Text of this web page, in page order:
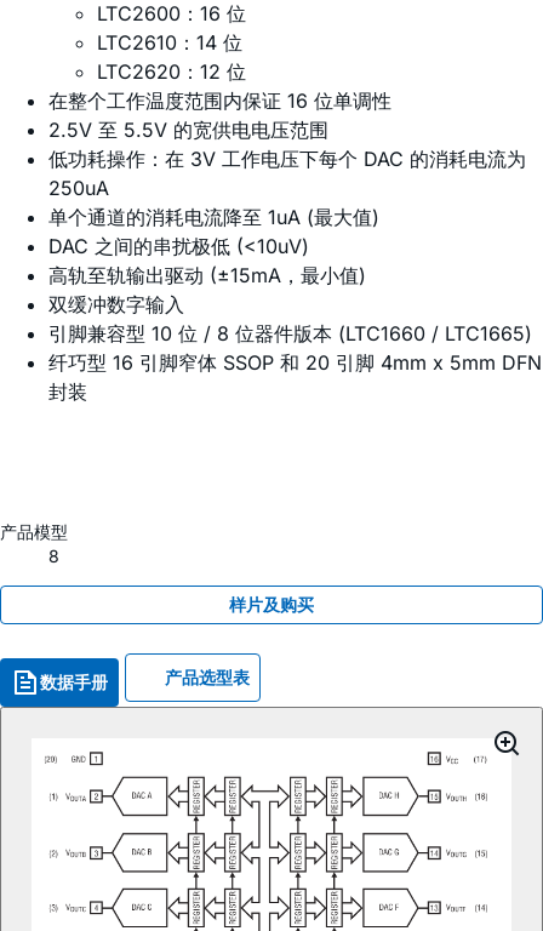
LTC2600：16 位
LTC2610：14 位
LTC2620：12 位
在整个工作温度范围内保证 16 位单调性
2.5V 至 5.5V 的宽供电电压范围
低功耗操作：在 3V 工作电压下每个 DAC 的消耗电流为
250uA
单个通道的消耗电流降至 1uA (最大值)
DAC 之间的串扰极低 (<10uV)
高轨至轨输出驱动 (±15mA，最小值)
双缓冲数字输入
引脚兼容型 10 位 / 8 位器件版本 (LTC1660 / LTC1665)
纤巧型 16 引脚窄体 SSOP 和 20 引脚 4mm x 5mm DFN
封装
产品模型
8
样片及购买
数据手册 产品选型表